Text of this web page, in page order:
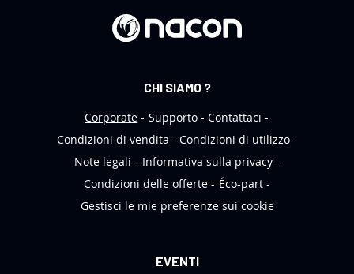
CHI SIAMO ?
Corporate
Supporto
Contattaci
Condizioni di vendita
Condizioni di utilizzo
Note legali
Informativa sulla privacy
Condizioni delle offerte
Éco-part
Gestisci le mie preferenze sui cookie
EVENTI